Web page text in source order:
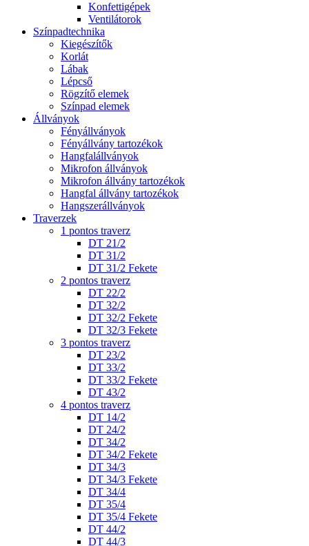
Konfettigépek
Ventilátorok
Színpadtechnika
Kiegészítők
Korlát
Lábak
Lépcső
Rögzítő elemek
Színpad elemek
Állványok
Fényállványok
Fényállvány tartozékok
Hangfalállványok
Mikrofon állványok
Mikrofon állvány tartozékok
Hangfal állvány tartozékok
Hangszerállványok
Traverzek
1 pontos traverz
DT 21/2
DT 31/2
DT 31/2 Fekete
2 pontos traverz
DT 22/2
DT 32/2
DT 32/2 Fekete
DT 32/3 Fekete
3 pontos traverz
DT 23/2
DT 33/2
DT 33/2 Fekete
DT 43/2
4 pontos traverz
DT 14/2
DT 24/2
DT 34/2
DT 34/2 Fekete
DT 34/3
DT 34/3 Fekete
DT 34/4
DT 35/4
DT 35/4 Fekete
DT 44/2
DT 44/3